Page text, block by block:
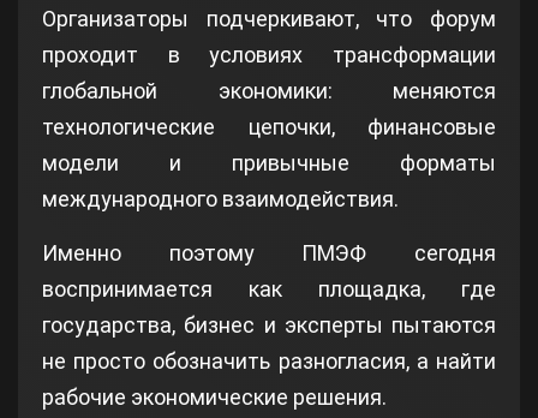
Организаторы подчеркивают, что форум
проходит в условиях трансформации
глобальной экономики: меняются
технологические цепочки, финансовые
модели и привычные форматы
международного взаимодействия.
Именно поэтому ПМЭФ сегодня
воспринимается как площадка, где
государства, бизнес и эксперты пытаются
не просто обозначить разногласия, а найти
рабочие экономические решения.